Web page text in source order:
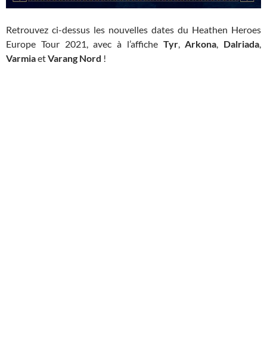
Retrouvez ci-dessus les nouvelles dates du Heathen Heroes
Europe Tour 2021, avec à l’affiche Tyr,Arkona, Dalriada,
VarmiaetVarang Nord !